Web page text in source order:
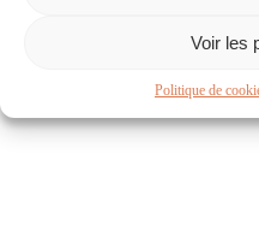
Voir les
Politique de
79250 Nueil-les-Aubiers
ÉCRIVEZ-NOUS